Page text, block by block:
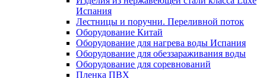
Испания
Лестницы и поручни. Переливной поток
Оборудование Китай
Оборудование для нагрева воды Испания
Оборудование для обеззараживания воды
Оборудование для соревнований
Пленка ПВХ